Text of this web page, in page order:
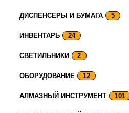
ДИСПЕНСЕРЫ И БУМАГА 5
ИНВЕНТАРЬ 24
СВЕТИЛЬНИКИ 2
ОБОРУДОВАНИЕ 12
АЛМАЗНЫЙ ИНСТРУМЕНТ 101